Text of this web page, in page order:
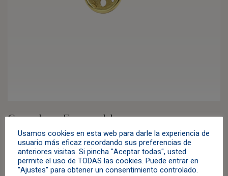
Gemelos «Esmeralda»
Bodas,Esmeralda,Hombres,Oro Amarillo,Verde
1.900,00€
Usamos cookies en esta web para darle la experiencia de
usuario más eficaz recordando sus preferencias de
anteriores visitas. Si pincha "Aceptar todas", usted
permite el uso de TODAS las cookies. Puede entrar en
"Ajustes" para obtener un consentimiento controlado.